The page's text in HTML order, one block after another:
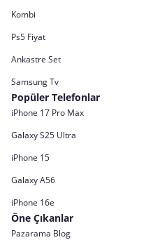
Kombi
Ps5 Fiyat
Ankastre Set
Samsung Tv
Popüler Telefonlar
iPhone 17 Pro Max
Galaxy S25 Ultra
iPhone 15
Galaxy A56
iPhone 16e
Öne Çıkanlar
Pazarama Blog